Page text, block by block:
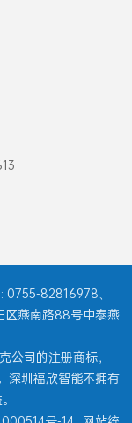
0755-82816978、
区燕南路88号中泰燕
公司的注册商标，
深圳福欣智能不拥有